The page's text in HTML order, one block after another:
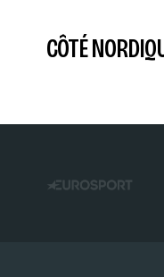
CÔTÉ